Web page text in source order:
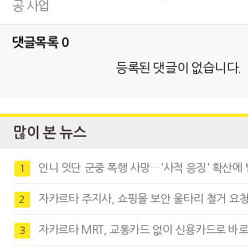
공 사업
댓글목록 0
등록된 댓글이 없습니다.
많이 본 뉴스
1 인니 잇단 군중 폭행 사망…'사적 응징' 확산에
2 자카르타 주지사, 쇼핑몰 보안 울타리 철거 요
3 자카르타 MRT, 교통카드 없이 신용카드로 바